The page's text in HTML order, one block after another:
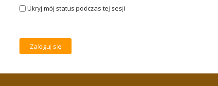
Ukryj mój status podczas tej sesji